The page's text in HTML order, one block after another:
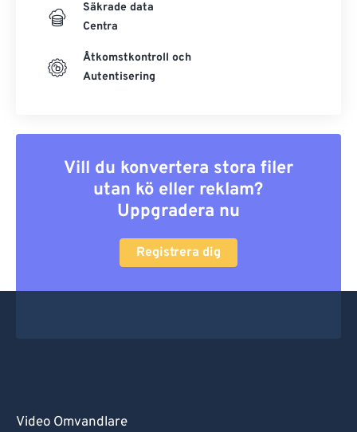
Säkrade data
Centra
Åtkomstkontroll och
Autentisering
Vill du konvertera stora filer
utan kö eller reklam?
Uppgradera nu
Registrera dig
Video Omvandlare